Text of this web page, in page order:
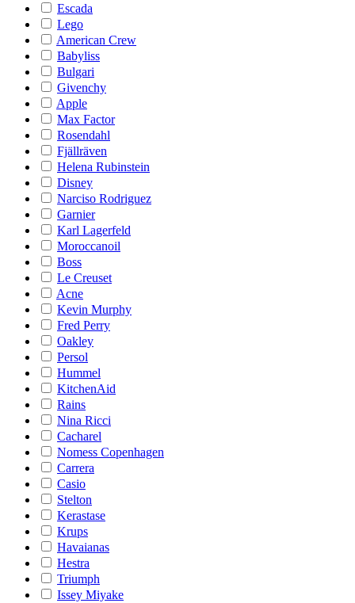
Escada
Lego
American Crew
Babyliss
Bulgari
Givenchy
Apple
Max Factor
Rosendahl
Fjällräven
Helena Rubinstein
Disney
Narciso Rodriguez
Garnier
Karl Lagerfeld
Moroccanoil
Boss
Le Creuset
Acne
Kevin Murphy
Fred Perry
Oakley
Persol
Hummel
KitchenAid
Rains
Nina Ricci
Cacharel
Nomess Copenhagen
Carrera
Casio
Stelton
Kerastase
Krups
Havaianas
Hestra
Triumph
Issey Miyake